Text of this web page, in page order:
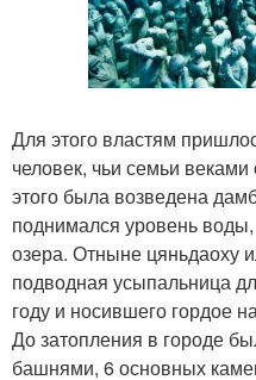
Для этого властям
человек, чьи семьи
этого была возведена
поднимался уровень воды,
озера. Отныне цяньдаоху
подводная усыпальница
году и носившего гордое
До затопления в городе
башнями, 6 основных